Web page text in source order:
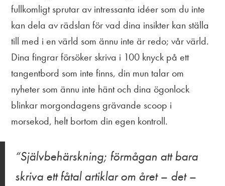
fullkomligt sprutar av intressanta idéer som du inte
kan dela av rädslan för vad dina insikter kan ställa
till med i en värld som ännu inte är redo; vår värld.
Dina fingrar försöker skriva i 100 knyck på ett
tangentbord som inte finns, din mun talar om
nyheter som ännu inte hänt och dina ögonlock
blinkar morgondagens grävande scoop i
morsekod, helt bortom din egen kontroll.
Självbehärskning; förmågan att bara
skriva ett fåtal artiklar om året – det –